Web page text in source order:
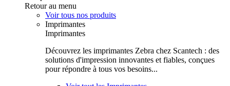
Retour au menu
Voir tous nos produits
Imprimantes
Imprimantes
Découvrez les imprimantes Zebra chez Scantech : des
solutions d'impression innovantes et fiables, conçues
pour répondre à tous vos besoins...